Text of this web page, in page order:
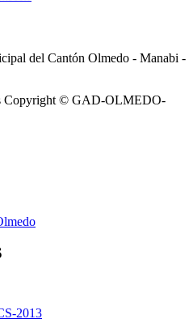
del Cantón Olmedo - Manabi -
Copyright © GAD-OLMEDO-
2013